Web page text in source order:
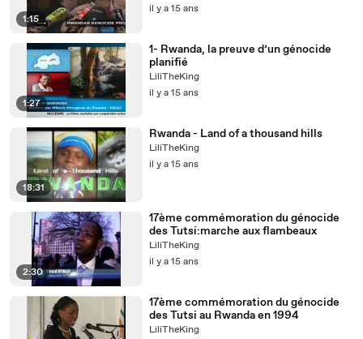
1:15
il y a 15 ans
1:27
1- Rwanda, la preuve d’un génocide
planifié
LiliTheKing
il y a 15 ans
18:31
Rwanda - Land of a thousand hills
LiliTheKing
il y a 15 ans
2:30
17ème commémoration du génocide
des Tutsi:marche aux flambeaux
LiliTheKing
il y a 15 ans
17ème commémoration du génocide
des Tutsi au Rwanda en 1994
LiliTheKing